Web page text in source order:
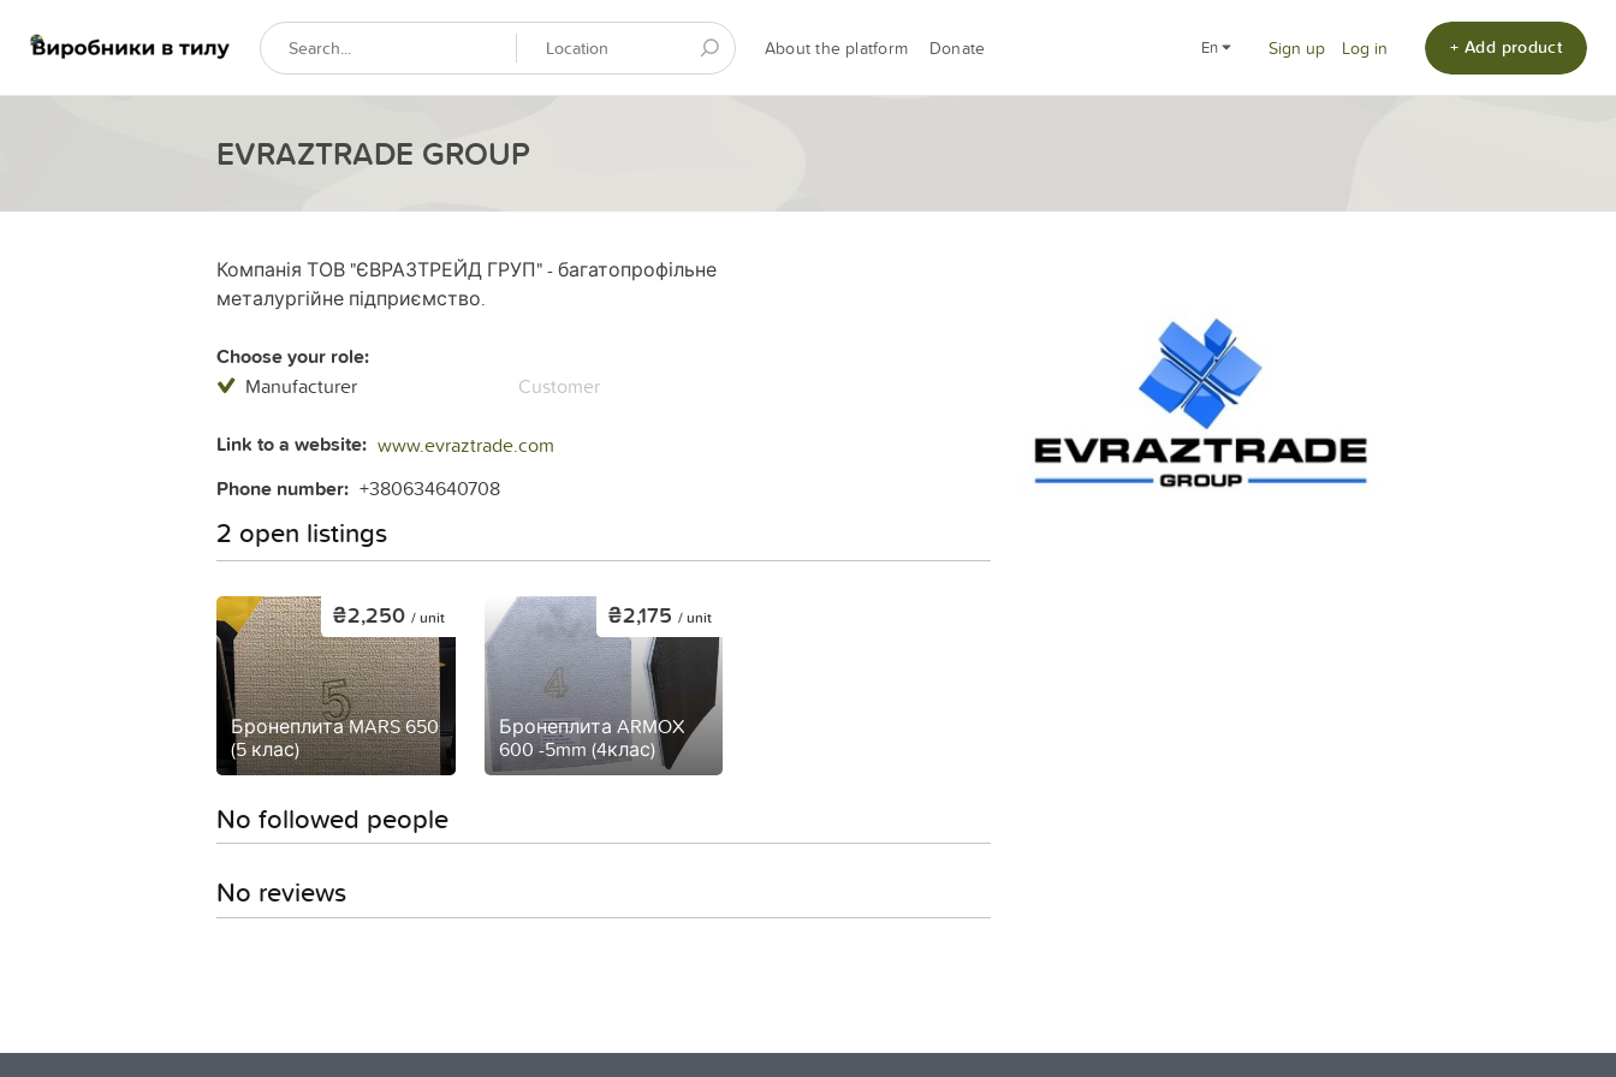
About the platform Donate en Sign up Log in + Add product
EVRAZTRADE GROUP
Компанія ТОВ "ЄВРАЗТРЕЙД ГРУП" - багатопрофільне
металургійне підприємство.
Choose your role:
Manufacturer Customer
Link to a website: www.evraztrade.com
Phone number: +380634640708
2 open listings
Бронеплита MARS 650
(5 клас)
₴2,250 / unit
Бронеплита ARMOX
600 -5mm (4клас)
₴2,175/ unit
No followed people
No reviews